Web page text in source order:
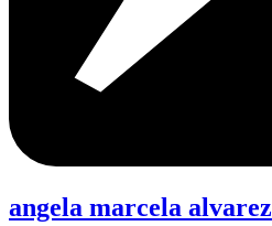
angela marcela alvarez